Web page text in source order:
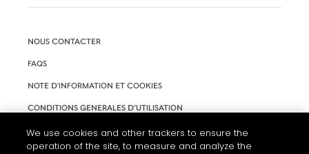
NOUS CONTACTER
FAQS
NOTE D'INFORMATION ET COOKIES
CONDITIONS GENERALES D’UTILISATION
ACCESSIBILITÉ
PARAMÈTRES DES COOKIES
We use cookies and other trackers to ensure the
operation of the site, to measure and analyze the